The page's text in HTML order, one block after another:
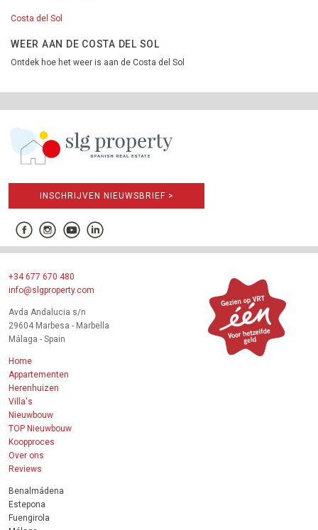
Costa del Sol
WEER AAN DE COSTA DEL SOL
Ontdek hoe het weer is aan de Costa del Sol
INSCHRIJVEN NIEUWSBRIEF >
+34 677 670 480
info@slgproperty.com
Avda Andalucia s/n
29604 Marbesa - Marbella
Málaga - Spain
Home
Appartementen
Herenhuizen
Villa's
Nieuwbouw
TOP Nieuwbouw
Koopproces
Over ons
Reviews
Benalmádena
Estepona
Fuengirola